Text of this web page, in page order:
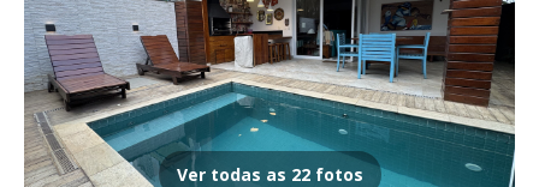
Ver todas as 22 fotos